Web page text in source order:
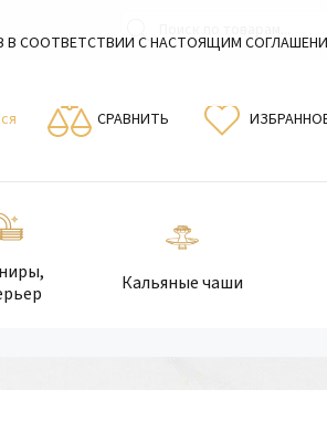
СРАВНИТЬ
Кальяные чаши
В СООТВЕТСТВИИ С НАСТОЯЩИМ